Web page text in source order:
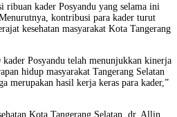
ribuan kader Posyandu yang selama ini
kontribusi para kader turut
kesehatan masyarakat Kota Tangerang
Posyandu telah menunjukkan kinerja
hidup masyarakat Tangerang Selatan
merupakan hasil kerja keras para kader,”
Kota Tangerang Selatan, dr. Allin